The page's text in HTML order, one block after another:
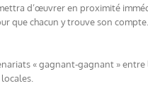
d’œuvrer en proximité
que chacun y trouve son
« gagnant-gagnant »